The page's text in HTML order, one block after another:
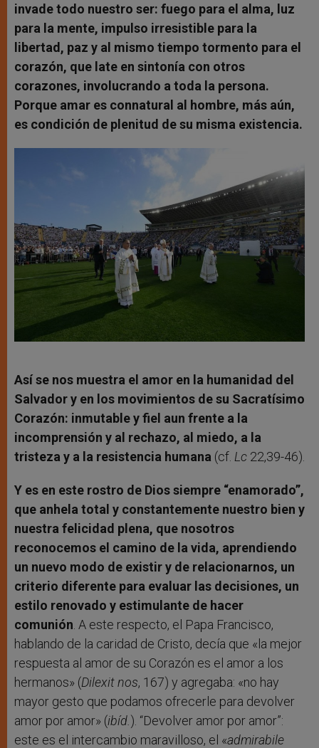
invade todo nuestro ser: fuego para el alma, luz
para la mente, impulso irresistible para la
libertad, paz y al mismo tiempo tormento para el
corazón, que late en sintonía con otros
corazones, involucrando a toda la persona.
Porque amar es connatural al hombre, más aún,
es condición de plenitud de su misma existencia.
Así se nos muestra el amor en la humanidad del
Salvador y en los movimientos de su Sacratísimo
Corazón: inmutable y fiel aun frente a la
incomprensión y al rechazo, al miedo, a la
tristeza y a la resistencia humana (cf. Lc 22,39-46).
Y es en este rostro de Dios siempre “enamorado”,
que anhela total y constantemente nuestro bien y
nuestra felicidad plena, que nosotros
reconocemos el camino de la vida, aprendiendo
un nuevo modo de existir y de relacionarnos, un
criterio diferente para evaluar las decisiones, un
estilo renovado y estimulante de hacer
comunión . A este respecto, el Papa Francisco,
hablando de la caridad de Cristo, decía que «la mejor
respuesta al amor de su Corazón es el amor a los
hermanos» (Dilexit nos, 167) y agregaba: «no hay
mayor gesto que podamos ofrecerle para devolver
amor por amor» (ibíd. ). “Devolver amor por amor”:
este es el intercambio maravilloso, el «admirabile